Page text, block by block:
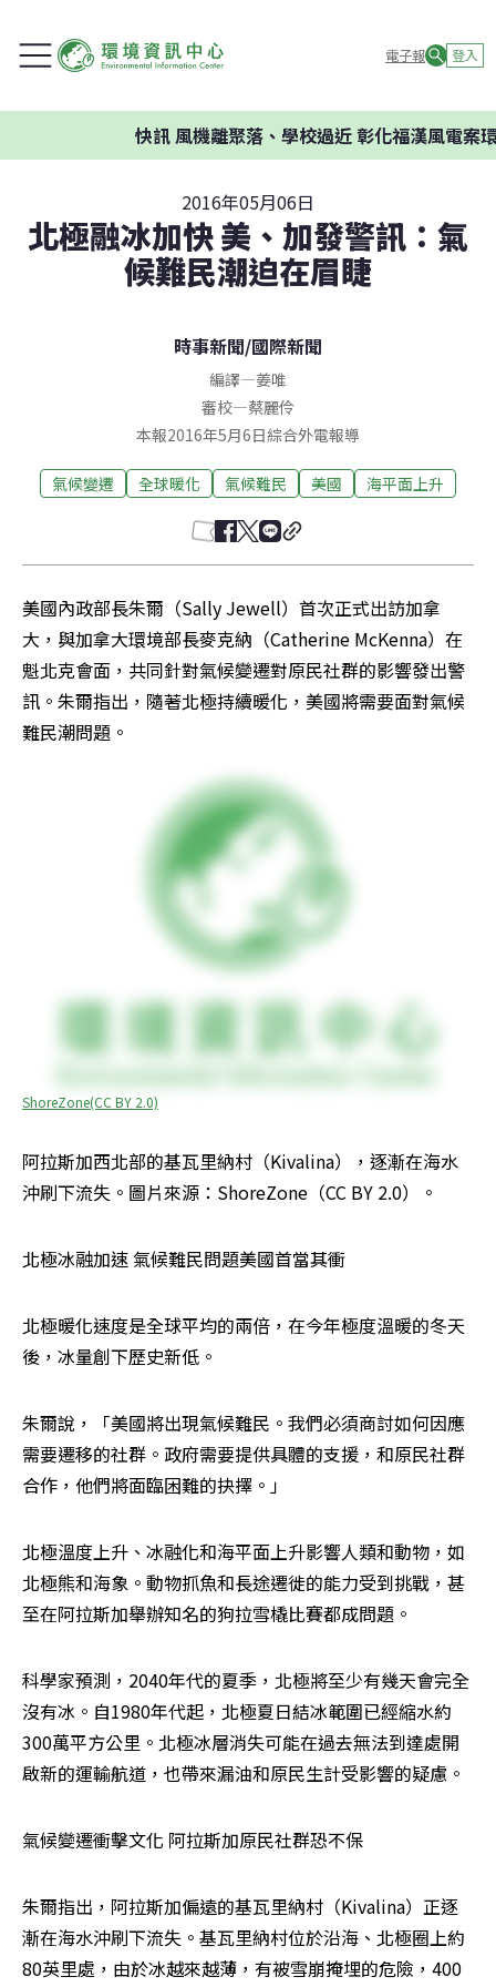
電子報 登入
快訊風機離聚落、學校過近 彰化福漢風電案環委
2016年05月06日
北極融冰加快 美、加發警訊：氣
候難民潮迫在眉睫
時事新聞/國際新聞
編譯—姜唯
審校—蔡麗伶
本報2016年5月6日綜合外電報導
氣候變遷 全球暖化 氣候難民 美國 海平面上升
美國內政部長朱爾（Sally Jewell）首次正式出訪加拿
大，與加拿大環境部長麥克納（Catherine McKenna）在
魁北克會面，共同針對氣候變遷對原民社群的影響發出警
訊。朱爾指出，隨著北極持續暖化，美國將需要面對氣候
難民潮問題。
ShoreZone(CC BY 2.0)
阿拉斯加西北部的基瓦里納村（Kivalina），逐漸在海水
沖刷下流失。圖片來源：ShoreZone（CC BY 2.0）。
北極冰融加速 氣候難民問題美國首當其衝
北極暖化速度是全球平均的兩倍，在今年極度溫暖的冬天
後，冰量創下歷史新低。
朱爾說，「美國將出現氣候難民。我們必須商討如何因應
需要遷移的社群。政府需要提供具體的支援，和原民社群
合作，他們將面臨困難的抉擇。」
北極溫度上升、冰融化和海平面上升影響人類和動物，如
北極熊和海象。動物抓魚和長途遷徙的能力受到挑戰，甚
至在阿拉斯加舉辦知名的狗拉雪橇比賽都成問題。
科學家預測，2040年代的夏季，北極將至少有幾天會完全
沒有冰。自1980年代起，北極夏日結冰範圍已經縮水約
300萬平方公里。北極冰層消失可能在過去無法到達處開
啟新的運輸航道，也帶來漏油和原民生計受影響的疑慮。
氣候變遷衝擊文化 阿拉斯加原民社群恐不保
朱爾指出，阿拉斯加偏遠的基瓦里納村（Kivalina）正逐
漸在海水沖刷下流失。基瓦里納村位於沿海、北極圈上約
80英里處，由於冰越來越薄，有被雪崩掩埋的危險，400